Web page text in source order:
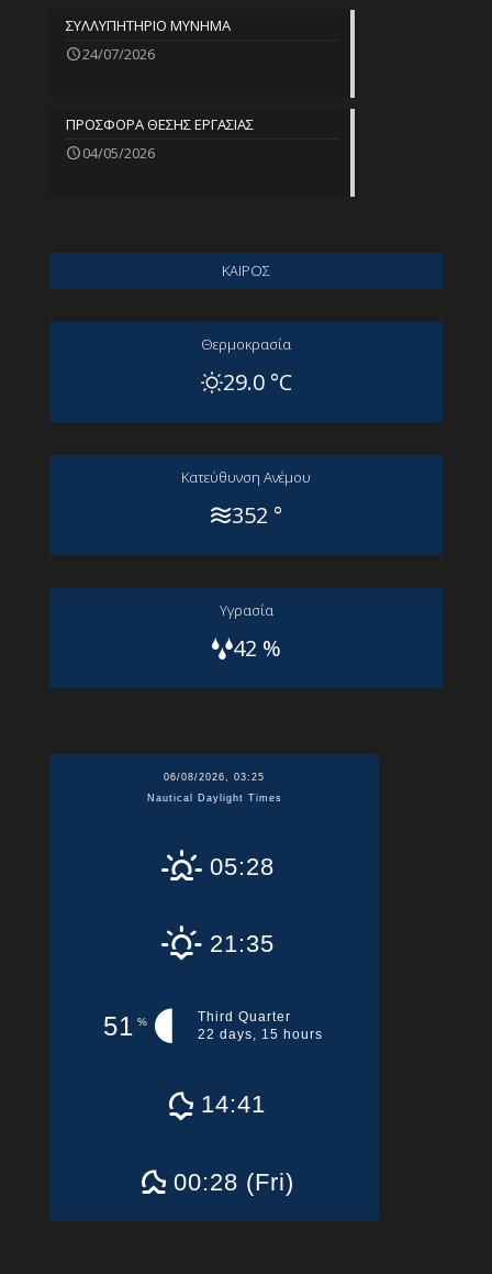
ΣΥΛΛΥΠΗΤΗΡΙΟ ΜΥΝΗΜΑ
24/07/2026
ΠΡΟΣΦΟΡΑ ΘΕΣΗΣ ΕΡΓΑΣΙΑΣ
04/05/2026
ΚΑΙΡΟΣ
Θερμοκρασία
29.0 °C
Kατεύθυνση Aνέμου
352 °
Yγρασία
42 %
06/08/2026, 03:25
Nautical Daylight Times
05:28
21:35
51 %
Third Quarter
22 days, 15 hours
14:41
00:28 (Fri)